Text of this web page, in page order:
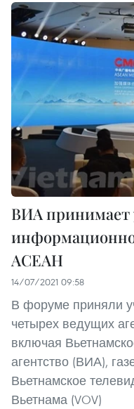
ВИА принимает
АСЕАН
14/07/2021 09:58
В форуме приняли
четырех ведущих
включая
агентство (ВИА),
Вьетнамское
Вьетнама (VOV)